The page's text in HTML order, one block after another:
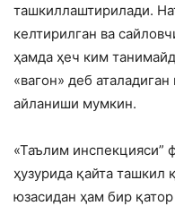
ташкиллаштирилади.
келтирилган ва
ҳамда ҳеч ким
«вагон» деб
айланиши мумкин.
«Таълим
ҳузурида қайта ташкил
юзасидан ҳам бир